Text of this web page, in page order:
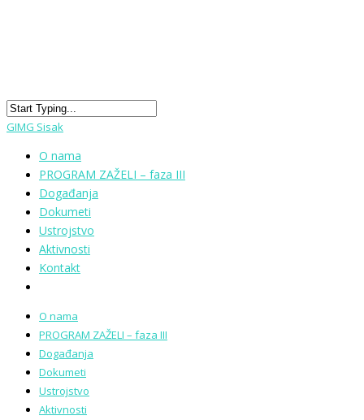
GIMG Sisak
O nama
PROGRAM ZAŽELI – faza III
Događanja
Dokumeti
Ustrojstvo
Aktivnosti
Kontakt
O nama
PROGRAM ZAŽELI – faza III
Događanja
Dokumeti
Ustrojstvo
Aktivnosti